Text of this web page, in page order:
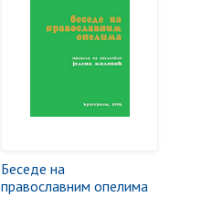
Беседе на
православним опелима